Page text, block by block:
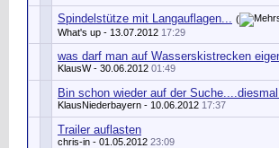
Spindelstütze mit Langauflagen... (
What's up - 13.07.2012 17:29
was darf man auf Wasserskistrecken
KlausW- 30.06.2012 01:49
Bin schon wieder auf der
KlausNiederbayern - 10.06.2012 17:37
Trailer auflasten
chris-in - 01.05.2012 23:09